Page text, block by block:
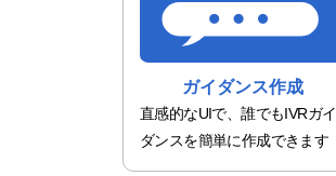
ガイダンス作成
直感的なUIで、誰でもIVRガイ
ダンスを簡単に作成できます